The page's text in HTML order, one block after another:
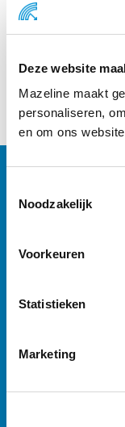
Deze website
Mazeline maakt
personaliseren,
en om ons
Noodzakelijk
Voorkeuren
Statistieken
Marketing